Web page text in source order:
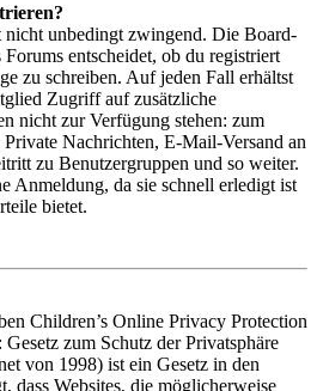
nicht unbedingt zwingend. Die Board-
entscheidet, ob du registriert
zu schreiben. Auf jeden Fall erhältst
Zugriff auf zusätzliche
nicht zur Verfügung stehen: zum
Nachrichten, E-Mail-Versand an
zu Benutzergruppen und so weiter.
Anmeldung, da sie schnell erledigt ist
bietet.
Children’s Online Privacy Protection
zum Schutz der Privatsphäre
von 1998) ist ein Gesetz in den
dass Websites, die möglicherweise